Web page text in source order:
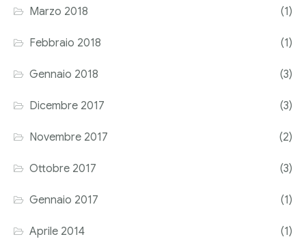
Marzo 2018 (1)
Febbraio 2018 (1)
Gennaio 2018 (3)
Dicembre 2017 (3)
Novembre 2017 (2)
Ottobre 2017 (3)
Gennaio 2017 (1)
Aprile 2014 (1)